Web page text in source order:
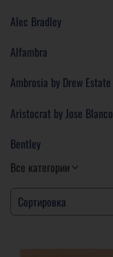
Alec Bradley
Alfambra
Ambrosia by Drew Estate
Aristocrat by Jose Blanco
Bentley
Все категории